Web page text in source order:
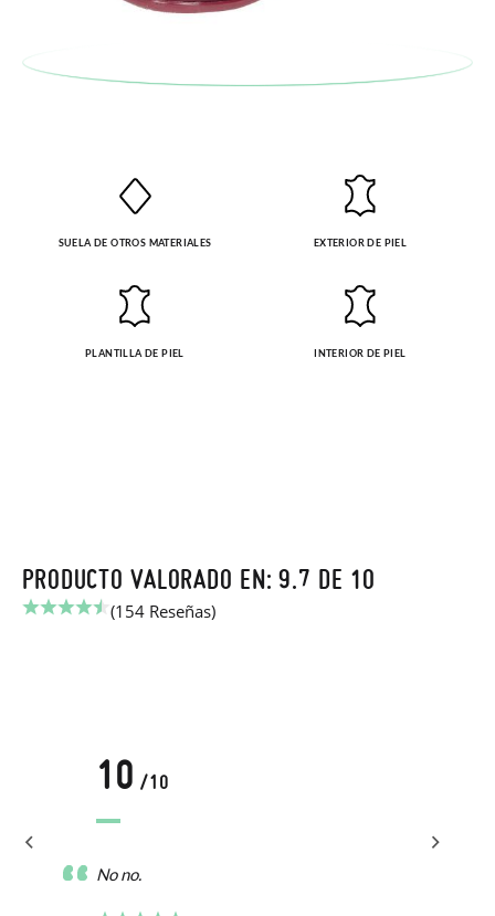
SUELA DE OTROS MATERIALES EXTERIOR DE PIEL
PLANTILLA DE PIEL INTERIOR DE PIEL
PRODUCTO VALORADO EN: 9.7 DE 10
(154 Reseñas)
10 /10
No no.